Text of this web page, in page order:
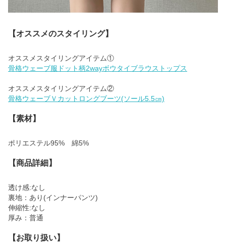
【オススメのスタイリング】
骨格ウェーブ服ドット柄2wayボウタイブラウストップス
骨格ウェーブＶカットロングブーツ(ソール5.5㎝)
【素材】
ポリエステル95% 綿5%
【商品詳細】
透け感:なし
裏地：あり(インナーパンツ)
伸縮性:なし
厚み：普通
【お取り扱い】